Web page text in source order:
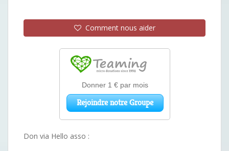
Comment nous aider
Don via Hello asso :